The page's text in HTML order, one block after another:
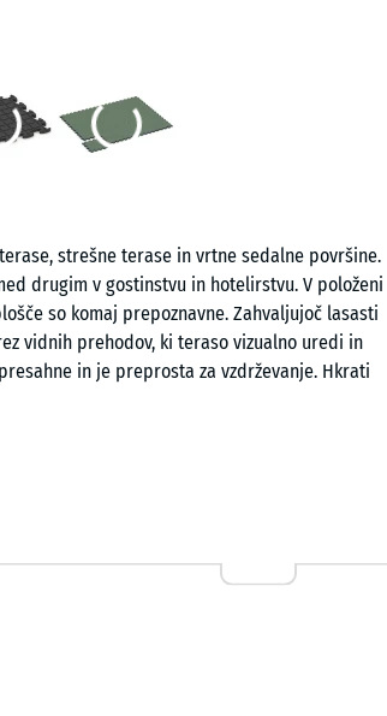
strešne terase in vrtne sedalne površine.
drugim v gostinstvu in hotelirstvu. V položeni
so komaj prepoznavne. Zahvaljujoč lasasti
vidnih prehodov, ki teraso vizualno uredi in
in je preprosta za vzdrževanje. Hkrati
vidnih prehodov. Plošče je mogoče prilagoditi